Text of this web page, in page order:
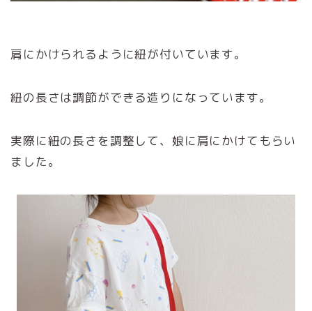
肩にかけられるように紐が付いています。
紐の長さは調節ができる造りになっています。
実際に紐の長さを調整して、娘に肩にかけてもらい
ました。